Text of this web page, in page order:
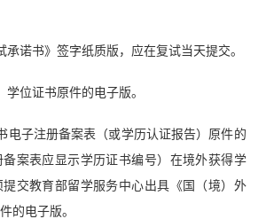
承诺书》签字纸质版，应在复试当天提交。
学位证书原件的电子版。
电子注册备案表（或学历认证报告）原件的
案表应显示学历证书编号）在境外获得学
交教育部留学服务中心出具《国（境）外
的电子版。